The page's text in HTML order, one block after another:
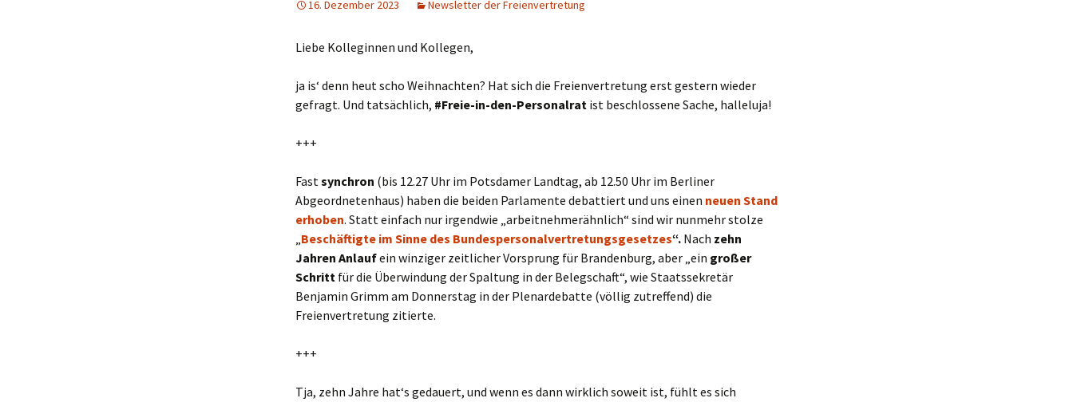
16. Dezember 2023 Newsletter der Freienvertretung
Liebe Kolleginnen und Kollegen,
ja is‘ denn heut scho Weihnachten? Hat sich die Freienvertretung erst gestern wieder
gefragt. Und tatsächlich, #Freie-in-den-Personalrat ist beschlossene Sache, halleluja!
+++
Fastsynchron (bis 12.27 Uhr im Potsdamer Landtag, ab 12.50 Uhr im Berliner
Abgeordnetenhaus) haben die beiden Parlamente debattiert und uns einen neuen Stand
erhoben. Statt einfach nur irgendwie „arbeitnehmerähnlich“ sind wir nunmehr stolze
„Beschäftigte im Sinne des Bundespersonalvertretungsgesetzes“. Nach zehn
Jahren Anlaufein winziger zeitlicher Vorsprung für Brandenburg, aber „ein großer
Schritt für die Überwindung der Spaltung in der Belegschaft“, wie Staatssekretär
Benjamin Grimm am Donnerstag in der Plenardebatte (völlig zutreffend) die
Freienvertretung zitierte.
+++
Tja, zehn Jahre hat‘s gedauert, und wenn es dann wirklich soweit ist, fühlt es sich